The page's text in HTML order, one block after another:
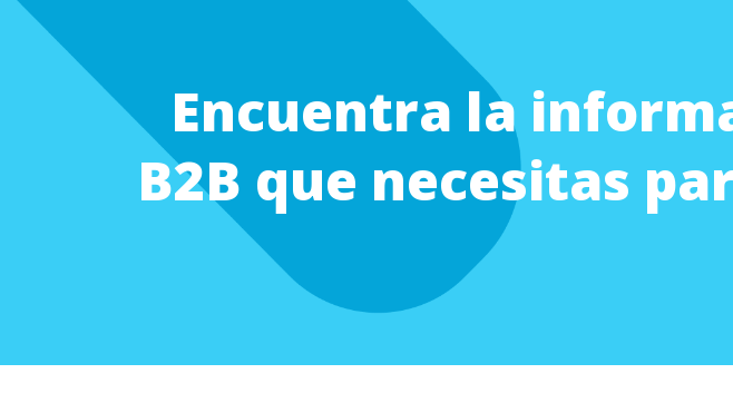
Encuentra la
B2B que necesitas